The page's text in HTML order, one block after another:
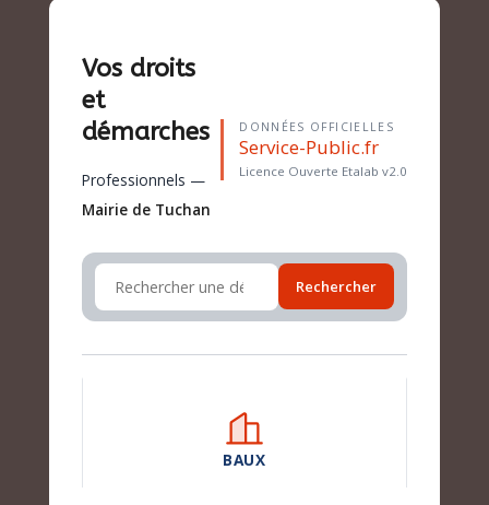
Vos droits
et
démarches
Professionnels —
Mairie de Tuchan
DONNÉES OFFICIELLES
Service-Public.fr
Licence Ouverte Etalab v2.0
Rechercher
BAUX